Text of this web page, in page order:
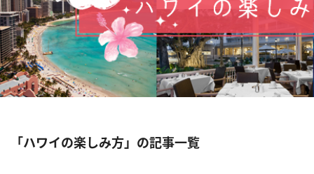
「ハワイの楽しみ方」の記事一覧